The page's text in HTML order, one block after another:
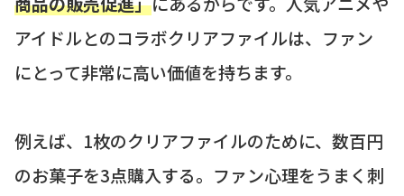
アイドルとのコラボクリアファイルは、ファン
にとって非常に高い価値を持ちます。
例えば、1枚のクリアファイルのために、数百円
のお菓子を3点購入する。ファン心理をうまく刺